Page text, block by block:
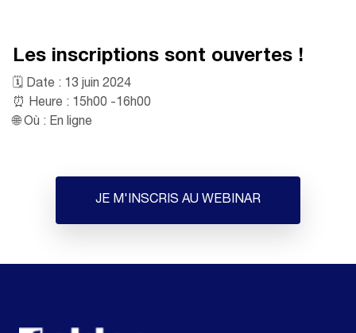
Les inscriptions sont ouvertes !
🗓️ Date : 13 juin 2024
⏰ Heure : 15h00 -16h00
🌐 Où : En ligne
JE M'INSCRIS AU WEBINAR